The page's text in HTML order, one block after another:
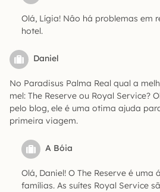
Olá, Lígia! Nâo há problemas em
hotel.
Daniel
No Paradisus Palma Real qual a
mel: The Reserve ou Royal Service?
pelo blog, ele é uma otima ajuda
primeira viagem.
A Bóia
Olá, Daniel! O The Reserve é uma
famílias. As suítes Royal Service